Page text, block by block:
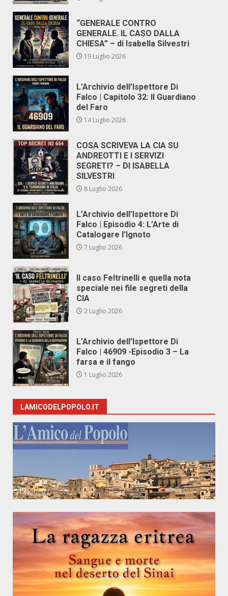
“GENERALE CONTRO
GENERALE. IL CASO DALLA
CHIESA” – di Isabella Silvestri
19 Luglio 2026
L’Archivio dell’Ispettore Di
Falco | Capitolo 32: Il Guardiano
del Faro
14 Luglio 2026
COSA SCRIVEVA LA CIA SU
ANDREOTTI E I SERVIZI
SEGRETI? – DI ISABELLA
SILVESTRI
8 Luglio 2026
L’Archivio dell’Ispettore Di
Falco | Episodio 4: L’Arte di
Catalogare l’Ignoto
7 Luglio 2026
Il caso Feltrinelli e quella nota
speciale nei file segreti della
CIA
2 Luglio 2026
L’Archivio dell’Ispettore Di
Falco | 46909 -Episodio 3 – La
farsa e il fango
1 Luglio 2026
LAMICODELPOPOLO.IT